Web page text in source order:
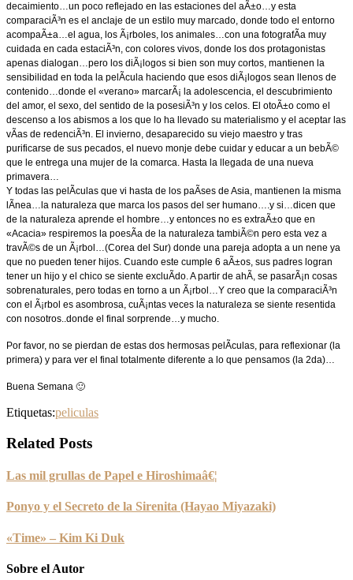
decaimiento…un poco reflejado en las estaciones del aÃ±o…y esta
comparaciÃ³n es el anclaje de un estilo muy marcado, donde todo el entorno
acompaÃ±a…el agua, los Ã¡rboles, los animales…con una fotografÃ­a muy
cuidada en cada estaciÃ³n, con colores vivos, donde los dos protagonistas
apenas dialogan…pero los diÃ¡logos si bien son muy cortos, mantienen la
sensibilidad en toda la pelÃ­cula haciendo que esos diÃ¡logos sean llenos de
contenido…donde el «verano» marcarÃ¡ la adolescencia, el descubrimiento
del amor, el sexo, del sentido de la posesiÃ³n y los celos. El otoÃ±o como el
descenso a los abismos a los que lo ha llevado su materialismo y el aceptar las
vÃ­as de redenciÃ³n. El invierno, desaparecido su viejo maestro y tras
purificarse de sus pecados, el nuevo monje debe cuidar y educar a un bebÃ©
que le entrega una mujer de la comarca. Hasta la llegada de una nueva
primavera…
Y todas las pelÃ­culas que vi hasta de los paÃ­ses de Asia, mantienen la misma
lÃ­nea…la naturaleza que marca los pasos del ser humano….y si…dicen que
de la naturaleza aprende el hombre…y entonces no es extraÃ±o que en
«Acacia» respiremos la poesÃ­a de la naturaleza tambiÃ©n pero esta vez a
travÃ©s de un Ã¡rbol…(Corea del Sur) donde una pareja adopta a un nene ya
que no pueden tener hijos. Cuando este cumple 6 aÃ±os, sus padres logran
tener un hijo y el chico se siente excluÃ­do. A partir de ahÃ­, se pasarÃ¡n cosas
sobrenaturales, pero todas en torno a un Ã¡rbol…Y creo que la comparaciÃ³n
con el Ã¡rbol es asombrosa, cuÃ¡ntas veces la naturaleza se siente resentida
con nosotros..donde el final sorprende…y mucho.
Por favor, no se pierdan de estas dos hermosas pelÃ­culas, para reflexionar (la
primera) y para ver el final totalmente diferente a lo que pensamos (la 2da)…
Buena Semana 🙂
Etiquetas:peliculas
Related Posts
Las mil grullas de Papel e Hiroshimaâ€¦
Ponyo y el Secreto de la Sirenita (Hayao Miyazaki)
«Time» – Kim Ki Duk
Sobre el Autor